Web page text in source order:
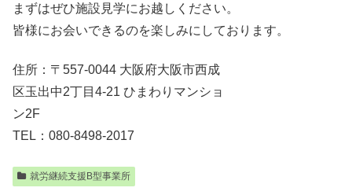
まずはぜひ施設見学にお越しください。
皆様にお会いできるのを楽しみにしております。
住所：〒557-0044 大阪府大阪市西成
区玉出中2丁目4-21 ひまわりマンショ
ン2F
TEL：080-8498-2017
就労継続支援B型事業所